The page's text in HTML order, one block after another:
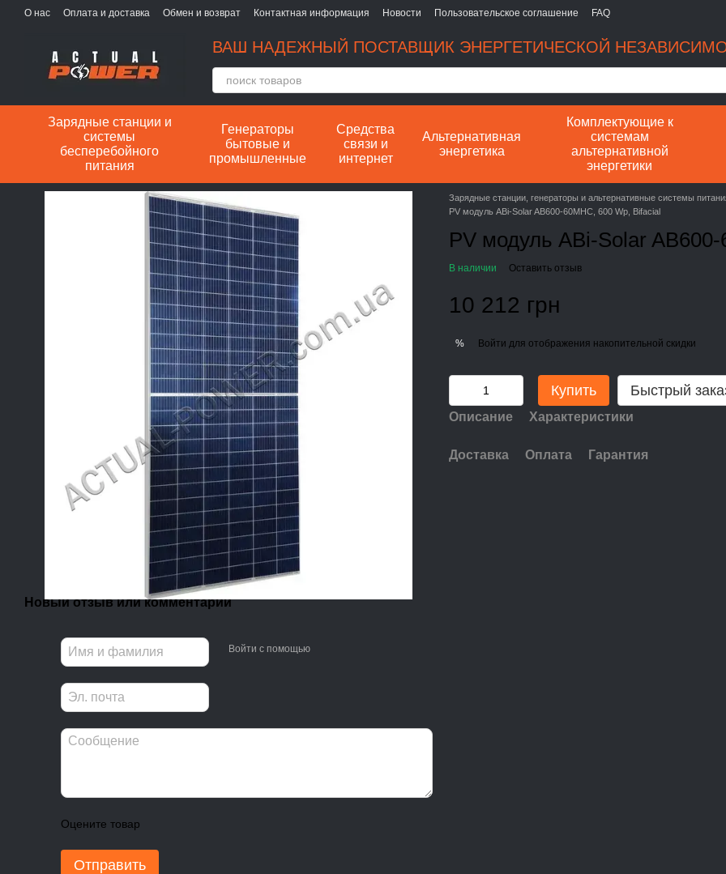
Перейти к основному контенту
О нас Оплата и доставка Обмен и возврат Контактная информация Новости Пользовательское соглашение FAQ
ВАШ НАДЕЖНЫЙ ПОСТАВЩИК ЭНЕРГЕТИЧЕСКОЙ
Зарядные станции и
системы
бесперебойного
питания
Генераторы
бытовые и
промышленные
Средства
связи и
интернет
Альтернативная
энергетика
Комплектующие к
системам
альтернативной
энергетики
Новый отзыв или комментарий
Войти с помощью
Оцените товар
Отправить
Зарядные станции, генераторы и альтернативные системы
PV модуль ABi-Solar AB600-60MHC, 600 Wp, Bifacial
PV модуль ABi-Solar
В наличии Оставить отзыв
10 212 грн
% Войти для отображения накопительной скидки
Купить Быстрый
Описание Характеристики
Доставка Оплата Гарантия